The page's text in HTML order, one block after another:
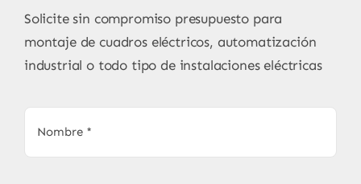
Solicite sin compromiso presupuesto para
montaje de cuadros eléctricos, automatización
industrial o todo tipo de instalaciones eléctricas